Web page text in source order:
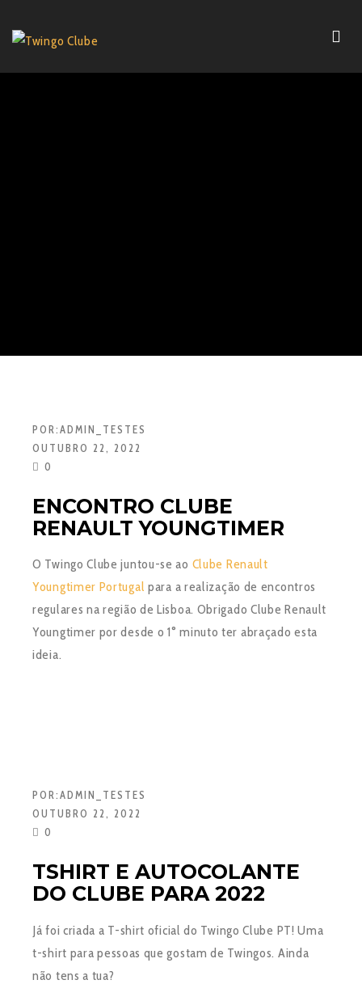
POR:ADMIN_TESTES
OUTUBRO 22, 2022
0
ENCONTRO CLUBE
RENAULT YOUNGTIMER
O Twingo Clube juntou-se ao Clube Renault
Youngtimer Portugal para a realização de encontros
regulares na região de Lisboa. Obrigado Clube Renault
Youngtimer por desde o 1° minuto ter abraçado esta
ideia.
POR:ADMIN_TESTES
OUTUBRO 22, 2022
0
TSHIRT E AUTOCOLANTE
DO CLUBE PARA 2022
Já foi criada a T-shirt oficial do Twingo Clube PT! Uma
t-shirt para pessoas que gostam de Twingos. Ainda
não tens a tua?